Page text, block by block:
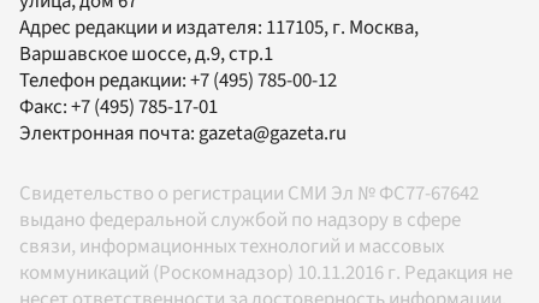
Адрес редакции и издателя: 117105, г. Москва,
Варшавское шоссе, д.9, стр.1
Телефон редакции:+7 (495) 785-00-12
Факс:+7 (495) 785-17-01
Электронная почта: gazeta@gazeta.ru
Свидетельство о регистрации СМИ Эл № ФС77-67642
выдано федеральной службой по надзору в сфере
связи, информационных технологий и массовых
коммуникаций (Роскомнадзор) 10.11.2016 г. Редакция не